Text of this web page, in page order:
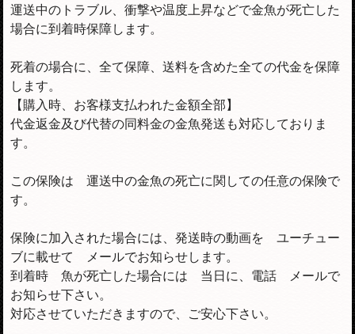
運送中のトラブル、衝撃や温度上昇などで金魚が死亡した
場合に到着時保障します。
死着の場合に、全て保障、送料を含めた全ての代金を保障
します。
【購入時、お客様支払われた金額全部】
代金返金及び代替の同料金の金魚発送も対応しておりま
す。
この保険は 運送中の金魚の死亡に関しての任意の保険で
す。
保険に加入された場合には、発送時の動画を ユーチュー
ブに載せて メールでお知らせします。
到着時 魚が死亡した場合には 当日に、電話 メールで
お知らせ下さい。
対応させていただきますので、ご安心下さい。